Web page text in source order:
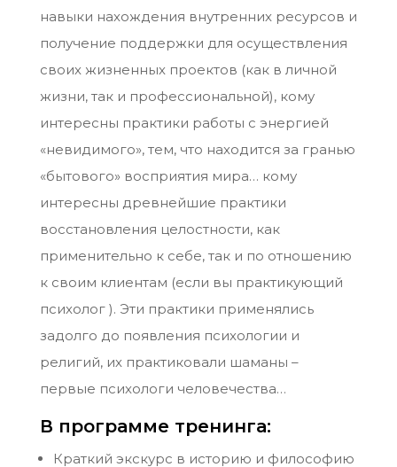
навыки нахождения внутренних ресурсов и
получение поддержки для осуществления
своих жизненных проектов (как в личной
жизни, так и профессиональной), кому
интересны практики работы с энергией
«невидимого», тем, что находится за гранью
«бытового» восприятия мира… кому
интересны древнейшие практики
восстановления целостности, как
применительно к себе, так и по отношению
к своим клиентам (если вы практикующий
психолог ). Эти практики применялись
задолго до появления психологии и
религий, их практиковали шаманы –
первые психологи человечества…
В программе тренинга:
Краткий экскурс в историю и философию